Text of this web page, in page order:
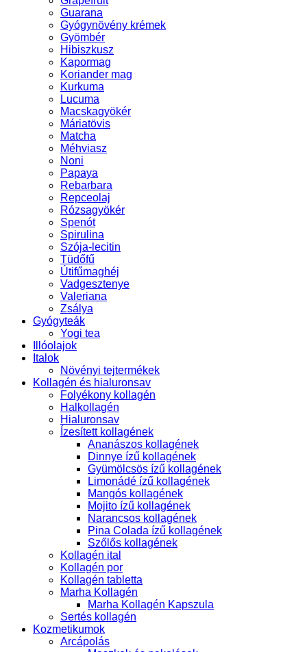
Guarana
Gyógynövény krémek
Gyömbér
Hibiszkusz
Kapormag
Koriander mag
Kurkuma
Lucuma
Macskagyökér
Máriatövis
Matcha
Méhviasz
Noni
Papaya
Rebarbara
Repceolaj
Rózsagyökér
Spenót
Spirulina
Szója-lecitin
Tüdőfű
Útifűmaghéj
Vadgesztenye
Valeriana
Zsálya
Gyógyteák
Yogi tea
Illóolajok
Italok
Növényi tejtermékek
Kollagén és hialuronsav
Folyékony kollagén
Halkollagén
Hialuronsav
Ízesített kollagének
Ananászos kollagének
Dinnye ízű kollagének
Gyümölcsös ízű kollagének
Limonádé ízű kollagének
Mangós kollagének
Mojito ízű kollagének
Narancsos kollagének
Pina Colada ízű kollagének
Szőlős kollagének
Kollagén ital
Kollagén por
Kollagén tabletta
Marha Kollagén
Marha Kollagén Kapszula
Sertés kollagén
Kozmetikumok
Arcápolás